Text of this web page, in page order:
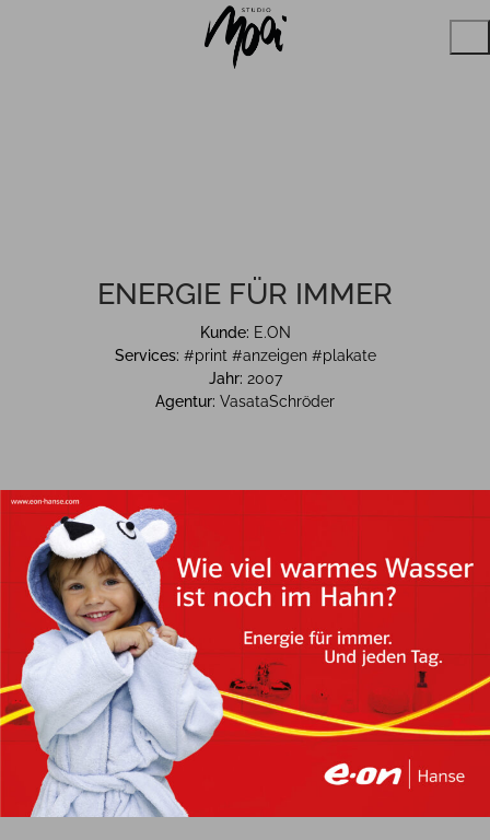
ENERGIE FÜR IMMER
Kunde: E.ON
Services: #print #anzeigen #plakate
Jahr: 2007
Agentur: VasataSchröder